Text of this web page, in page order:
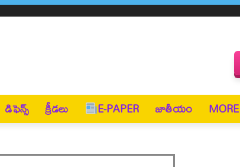
డిఫెన్స్ క్రీడలు E-PAPER జాతీయం MORE